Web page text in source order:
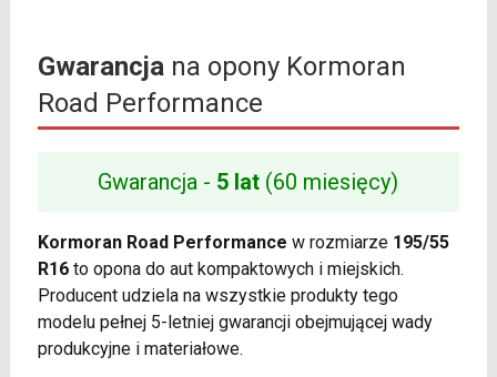
Gwarancjana opony Kormoran
Road Performance
Gwarancja - 5 lat (60 miesięcy)
Kormoran Road Performance w rozmiarze 195/55
R16to opona do aut kompaktowych i miejskich.
Producent udziela na wszystkie produkty tego
modelu pełnej 5-letniej gwarancji obejmującej wady
produkcyjne i materiałowe.